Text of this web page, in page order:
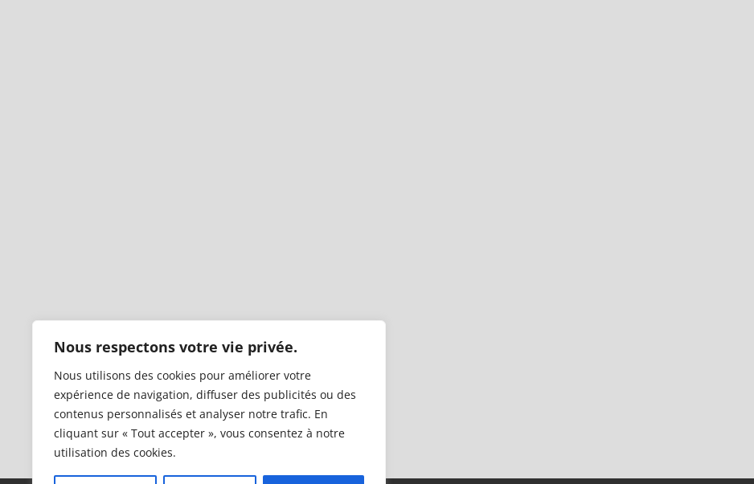
Nous respectons votre vie privée.
Nous utilisons des cookies pour améliorer votre
expérience de navigation, diffuser des publicités ou des
contenus personnalisés et analyser notre trafic. En
cliquant sur « Tout accepter », vous consentez à notre
utilisation des cookies.